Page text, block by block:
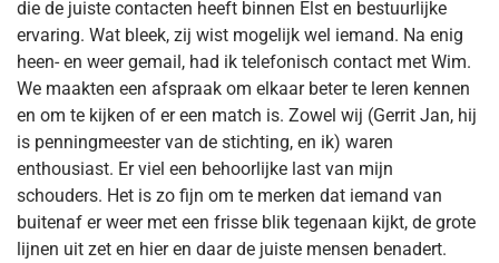
die de juiste contacten heeft binnen Elst en bestuurlijke
ervaring. Wat bleek, zij wist mogelijk wel iemand. Na enig
heen- en weer gemail, had ik telefonisch contact met Wim.
We maakten een afspraak om elkaar beter te leren kennen
en om te kijken of er een match is. Zowel wij (Gerrit Jan, hij
is penningmeester van de stichting, en ik) waren
enthousiast. Er viel een behoorlijke last van mijn
schouders. Het is zo fijn om te merken dat iemand van
buitenaf er weer met een frisse blik tegenaan kijkt, de grote
lijnen uit zet en hier en daar de juiste mensen benadert.